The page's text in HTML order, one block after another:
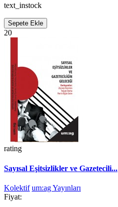
text_instock
Sepete Ekle
20
rating
Sayısal Eşitsizlikler ve Gazetecili...
Kolektif um:ag Yayınları
Fiyat: